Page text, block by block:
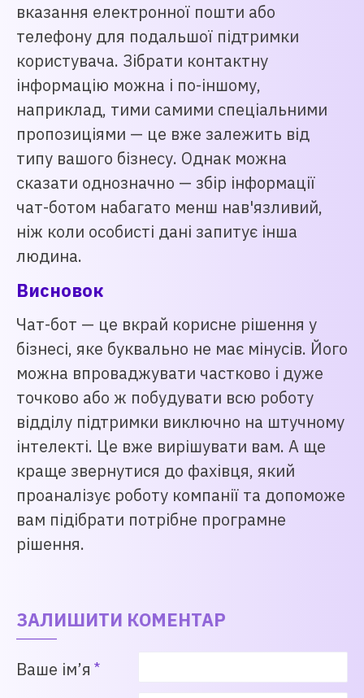
вказання електронної пошти або
телефону для подальшої підтримки
користувача. Зібрати контактну
інформацію можна і по-іншому,
наприклад, тими самими спеціальними
пропозиціями — це вже залежить від
типу вашого бізнесу. Однак можна
сказати однозначно — збір інформації
чат-ботом набагато менш нав'язливий,
ніж коли особисті дані запитує інша
людина.
Висновок
Чат-бот — це вкрай корисне рішення у
бізнесі, яке буквально не має мінусів. Його
можна впроваджувати частково і дуже
точково або ж побудувати всю роботу
відділу підтримки виключно на штучному
інтелекті. Це вже вирішувати вам. А ще
краще звернутися до фахівця, який
проаналізує роботу компанії та допоможе
вам підібрати потрібне програмне
рішення.
ЗАЛИШИТИ КОМЕНТАР
Ваше ім’я